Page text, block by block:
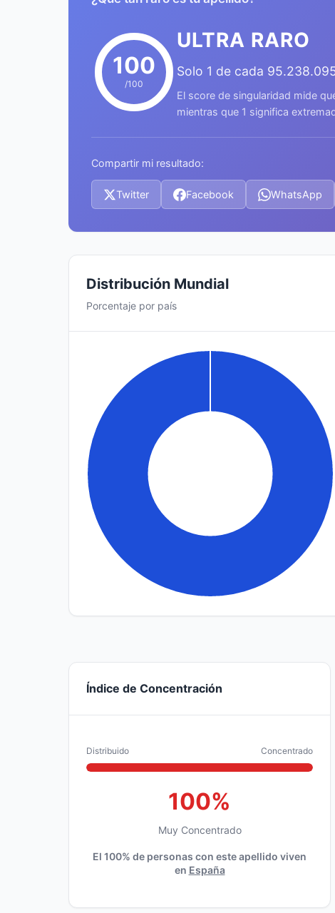
100
/100
ULTRA RARO
Solo 1 de cada
El score de singularidad mide
mientras que 1 significa
Compartir mi resultado:
Twitter Facebook WhatsApp
Distribución Mundial
Porcentaje por país
Índice de Concentración
Distribuido Concentrado
100%
Muy Concentrado
El 100% de personas con este apellido viven
en España